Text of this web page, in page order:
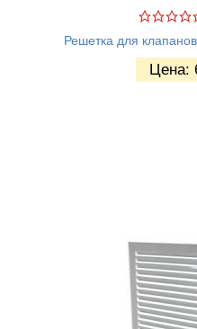
Решетка для
Цена: